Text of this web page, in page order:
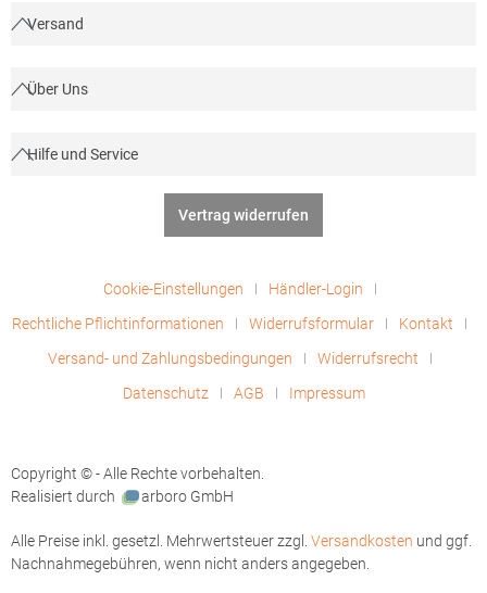
Versand
Über Uns
Hilfe und Service
Vertrag widerrufen
Cookie-Einstellungen
Händler-Login
Rechtliche Pflichtinformationen
Widerrufsformular
Kontakt
Versand- und Zahlungsbedingungen
Widerrufsrecht
Datenschutz
AGB Impressum
Copyright © - Alle Rechte vorbehalten.
Realisiert durch
arboro GmbH
Alle Preise inkl. gesetzl. Mehrwertsteuer zzgl. Versandkosten und ggf.
Nachnahmegebühren, wenn nicht anders angegeben.